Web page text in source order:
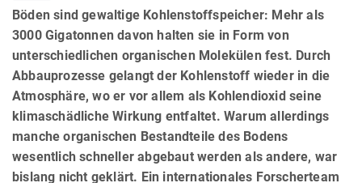
Böden sind gewaltige Kohlenstoffspeicher: Mehr als
3000 Gigatonnen davon halten sie in Form von
unterschiedlichen organischen Molekülen fest. Durch
Abbauprozesse gelangt der Kohlenstoff wieder in die
Atmosphäre, wo er vor allem als Kohlendioxid seine
klimaschädliche Wirkung entfaltet. Warum allerdings
manche organischen Bestandteile des Bodens
wesentlich schneller abgebaut werden als andere, war
bislang nicht geklärt. Ein internationales Forscherteam